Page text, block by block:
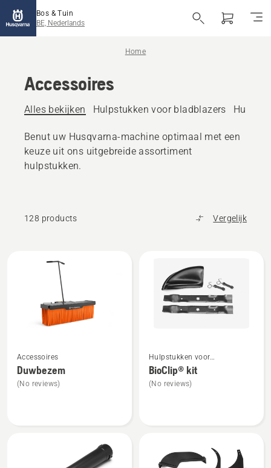
Bos & Tuin
BE, Nederlands
Home
Accessoires
Alles bekijken Hulpstukken voor bladblazers
Benut uw Husqvarna-machine optimaal met een
keuze uit ons uitgebreide assortiment
hulpstukken.
128 products Vergelijk
producten
meer
details
over
Accessoires
Duwbezem
(No reviews)
meer
details
over
Hulpstukken voor
tuintractoren
BioClip® kit
(No reviews)